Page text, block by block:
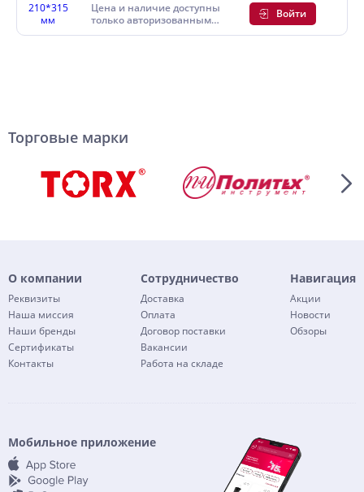
Цена и наличие доступны
только авторизованным
пользователям
Войти
Торговые марки
О компании
Реквизиты
Наша миссия
Наши бренды
Сертификаты
Контакты
Сотрудничество
Доставка
Оплата
Договор поставки
Вакансии
Работа на складе
Навигация
Акции
Новости
Обзоры
Мобильное приложение